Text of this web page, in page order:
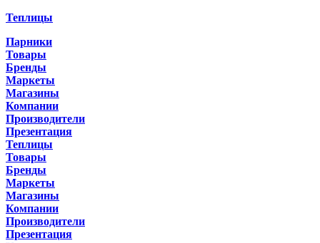
Теплицы
Парники
Товары
Бренды
Маркеты
Магазины
Компании
Производители
Презентация
Теплицы
Товары
Бренды
Маркеты
Магазины
Компании
Производители
Презентация